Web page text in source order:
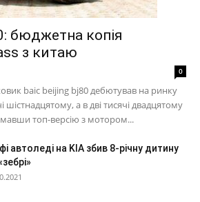
бюджетна копія
з китаю
0
baic beijing bj80 дебютував на ринку
шістнадцятому, а в дві тисячі двадцятому
топ-версію з мотором...
автоледі на KIA збив 8-річну дитину